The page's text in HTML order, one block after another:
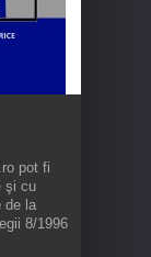
pot fi
şi cu
de la
8/1996